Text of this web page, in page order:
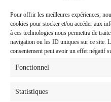
Pour offrir les meilleures expériences,
cookies pour stocker et/ou accéder aux
à ces technologies nous permettra de
navigation ou les ID uniques sur ce site.
consentement peut avoir un effet négatif
Fonctionnel
Statistiques
Mentions Légales.